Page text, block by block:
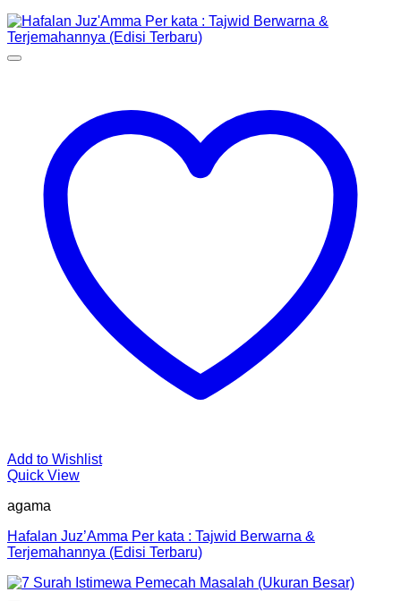
Add to Wishlist
Quick View
agama
Hafalan Juz’Amma Per kata : Tajwid Berwarna &
Terjemahannya (Edisi Terbaru)